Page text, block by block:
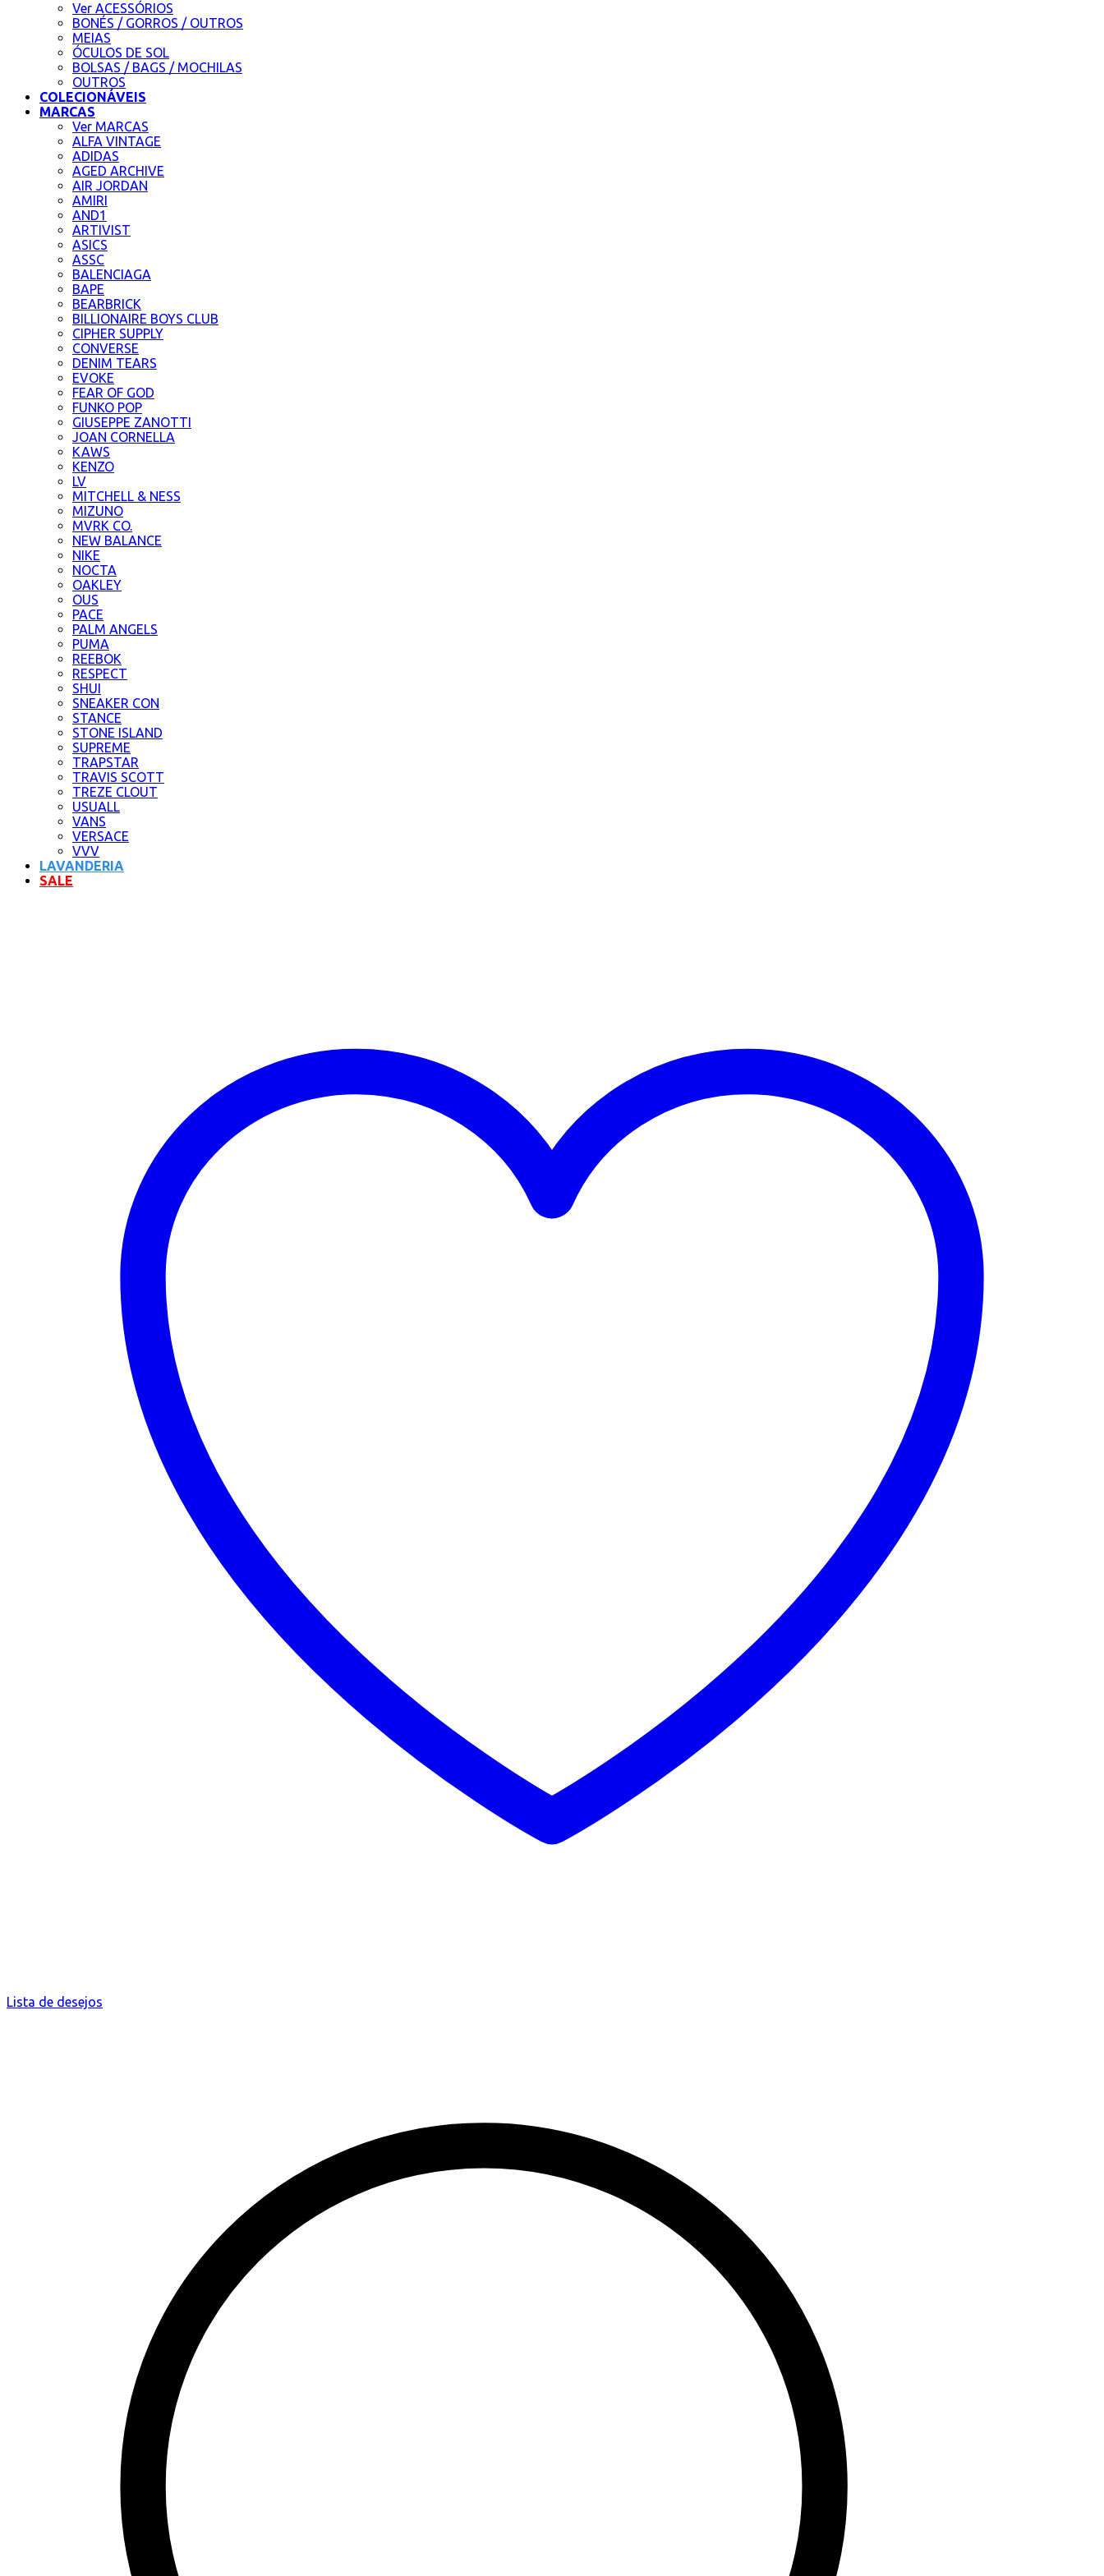
Ver ACESSÓRIOS
BONÉS / GORROS / OUTROS
MEIAS
ÓCULOS DE SOL
BOLSAS / BAGS / MOCHILAS
OUTROS
COLECIONÁVEIS
MARCAS
Ver MARCAS
ALFA VINTAGE
ADIDAS
AGED ARCHIVE
AIR JORDAN
AMIRI
AND1
ARTIVIST
ASICS
ASSC
BALENCIAGA
BAPE
BEARBRICK
BILLIONAIRE BOYS CLUB
CIPHER SUPPLY
CONVERSE
DENIM TEARS
EVOKE
FEAR OF GOD
FUNKO POP
GIUSEPPE ZANOTTI
JOAN CORNELLA
KAWS
KENZO
LV
MITCHELL & NESS
MIZUNO
MVRK CO.
NEW BALANCE
NIKE
NOCTA
OAKLEY
OUS
PACE
PALM ANGELS
PUMA
REEBOK
RESPECT
SHUI
SNEAKER CON
STANCE
STONE ISLAND
SUPREME
TRAPSTAR
TRAVIS SCOTT
TREZE CLOUT
USUALL
VANS
VERSACE
VVV
LAVANDERIA
SALE
Lista de desejos